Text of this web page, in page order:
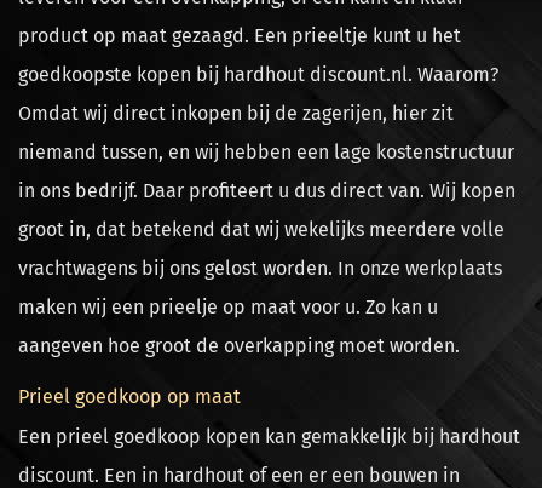
product op maat gezaagd. Een prieeltje kunt u het
goedkoopste kopen bij hardhout discount.nl. Waarom?
Omdat wij direct inkopen bij de zagerijen, hier zit
niemand tussen, en wij hebben een lage kostenstructuur
in ons bedrijf. Daar profiteert u dus direct van. Wij kopen
groot in, dat betekend dat wij wekelijks meerdere volle
vrachtwagens bij ons gelost worden. In onze werkplaats
maken wij een prieelje op maat voor u. Zo kan u
aangeven hoe groot de overkapping moet worden.
Prieel goedkoop op maat
Een prieel goedkoop kopen kan gemakkelijk bij hardhout
discount. Een in hardhout of een er een bouwen in